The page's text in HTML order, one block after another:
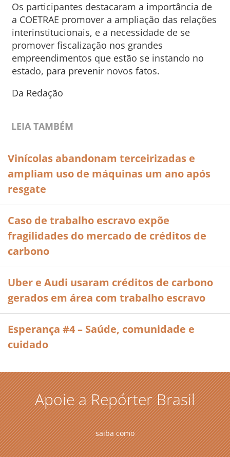
Os participantes destacaram a importância de
a COETRAE promover a ampliação das relações
interinstitucionais, e a necessidade de se
promover fiscalização nos grandes
empreendimentos que estão se instando no
estado, para prevenir novos fatos.
Da Redação
LEIA TAMBÉM
Vinícolas abandonam terceirizadas e
ampliam uso de máquinas um ano após
resgate
Caso de trabalho escravo expõe
fragilidades do mercado de créditos de
carbono
Uber e Audi usaram créditos de carbono
gerados em área com trabalho escravo
Esperança #4 – Saúde, comunidade e
cuidado
Apoie a Repórter Brasil
saiba como